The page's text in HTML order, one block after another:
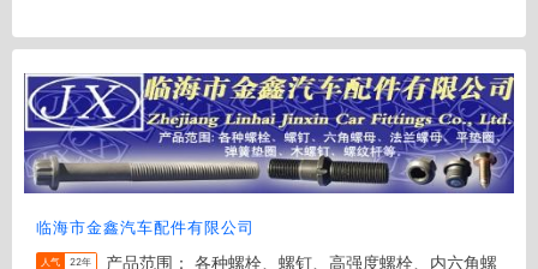
临海市金鑫汽车配件有限公司
人气 22年